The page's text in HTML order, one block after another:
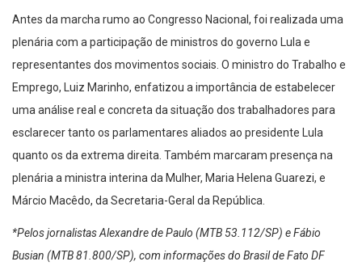
Antes da marcha rumo ao Congresso Nacional, foi realizada uma
plenária com a participação de ministros do governo Lula e
representantes dos movimentos sociais. O ministro do Trabalho e
Emprego, Luiz Marinho, enfatizou a importância de estabelecer
uma análise real e concreta da situação dos trabalhadores para
esclarecer tanto os parlamentares aliados ao presidente Lula
quanto os da extrema direita. Também marcaram presença na
plenária a ministra interina da Mulher, Maria Helena Guarezi, e
Márcio Macêdo, da Secretaria-Geral da República.
*Pelos jornalistas Alexandre de Paulo (MTB 53.112/SP) e Fábio
Busian (MTB 81.800/SP), com informações do Brasil de Fato DF